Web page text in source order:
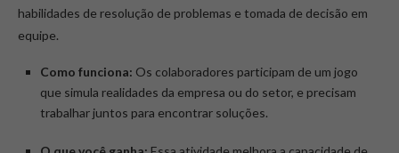
habilidades de resolução de problemas e tomada de decisão em
equipe.
Como funciona: Os colaboradores participam de um jogo
que simula realidades da empresa ou do setor, e precisam
trabalhar juntos para encontrar soluções.